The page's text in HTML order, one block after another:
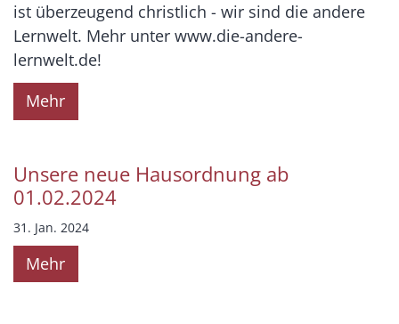
ist überzeugend christlich - wir sind die andere
Lernwelt. Mehr unter www.die-andere-
lernwelt.de!
Mehr
Unsere neue Hausordnung ab
01.02.2024
31. Jan. 2024
Mehr